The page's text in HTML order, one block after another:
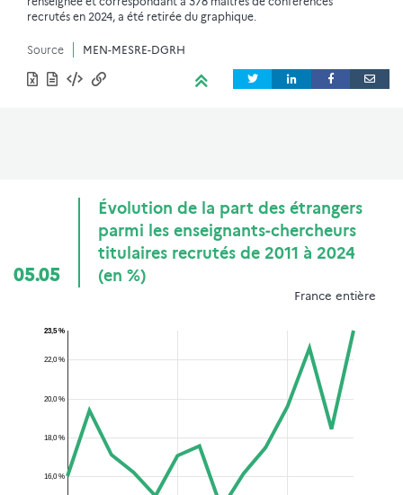
recrutés en 2024, a été retirée du graphique.
Source MEN-MESRE-DGRH
05.05
Évolution de la part des étrangers
parmi les enseignants-chercheurs
titulaires recrutés de 2011 à 2024
(en %)
France entière
16,0 %
18,0 %
20,0 %
22,0 %
23,5 %